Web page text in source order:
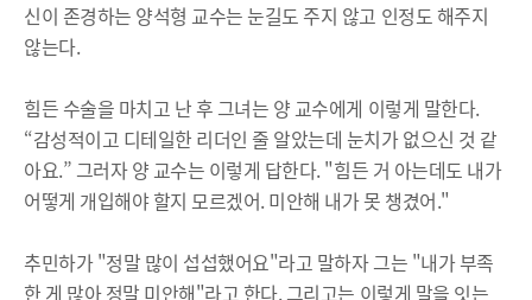
신이 존경하는 양석형 교수는 눈길도 주지 않고 인정도 해주지
않는다.
힘든 수술을 마치고 난 후 그녀는 양 교수에게 이렇게 말한다.
“감성적이고 디테일한 리더인 줄 알았는데 눈치가 없으신 것 같
아요.” 그러자 양 교수는 이렇게 답한다. "힘든 거 아는데도 내가
어떻게 개입해야 할지 모르겠어. 미안해 내가 못 챙겼어."
추민하가 "정말 많이 섭섭했어요"라고 말하자 그는 "내가 부족
한 게 많아 정말 미안해"라고 한다. 그리고는 이렇게 말을 잇는